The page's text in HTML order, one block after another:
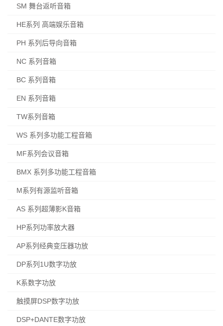
SM 舞台返听音箱
HE系列 高端娱乐音箱
PH 系列后导向音箱
NC 系列音箱
BC 系列音箱
EN 系列音箱
TW系列音箱
WS 系列多功能工程音箱
MF系列会议音箱
BMX 系列多功能工程音箱
M系列有源监听音箱
AS 系列超薄影K音箱
HP系列功率放大器
AP系列经典变压器功放
DP系列1U数字功放
K系数字功放
触摸屏DSP数字功放
DSP+DANTE数字功放